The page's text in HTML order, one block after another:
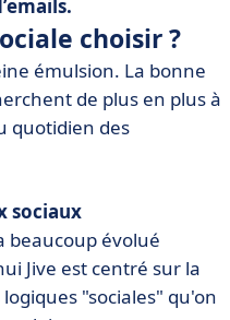
choisir ?
émulsion. La bonne
de plus en plus à
quotidien des
sociaux
beaucoup évolué
Jive est centré sur la
"sociales" qu'on